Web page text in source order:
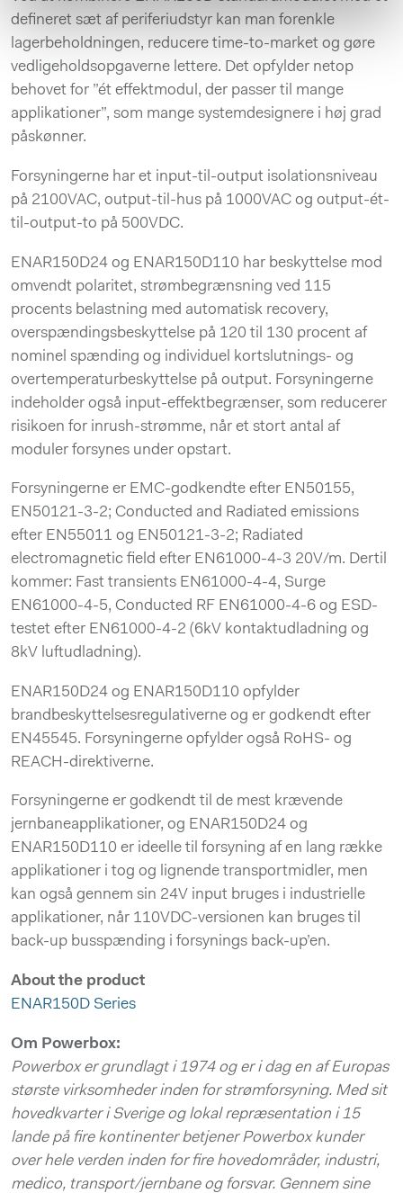
defineret sæt af periferiudstyr kan man forenkle
lagerbeholdningen, reducere time-to-market og gøre
vedligeholdsopgaverne lettere. Det opfylder netop
behovet for ”ét effektmodul, der passer til mange
applikationer”, som mange systemdesignere i høj grad
påskønner.
Forsyningerne har et input-til-output isolationsniveau
på 2100VAC, output-til-hus på 1000VAC og output-ét-
til-output-to på 500VDC.
ENAR150D24 og ENAR150D110 har beskyttelse mod
omvendt polaritet, strømbegrænsning ved 115
procents belastning med automatisk recovery,
overspændingsbeskyttelse på 120 til 130 procent af
nominel spænding og individuel kortslutnings- og
overtemperaturbeskyttelse på output. Forsyningerne
indeholder også input-effektbegrænser, som reducerer
risikoen for inrush-strømme, når et stort antal af
moduler forsynes under opstart.
Forsyningerne er EMC-godkendte efter EN50155,
EN50121-3-2; Conducted and Radiated emissions
efter EN55011 og EN50121-3-2; Radiated
electromagnetic field efter EN61000-4-3 20V/m. Dertil
kommer: Fast transients EN61000-4-4, Surge
EN61000-4-5, Conducted RF EN61000-4-6 og ESD-
testet efter EN61000-4-2 (6kV kontaktudladning og
8kV luftudladning).
ENAR150D24 og ENAR150D110 opfylder
brandbeskyttelsesregulativerne og er godkendt efter
EN45545. Forsyningerne opfylder også RoHS- og
REACH-direktiverne.
Forsyningerne er godkendt til de mest krævende
jernbaneapplikationer, og ENAR150D24 og
ENAR150D110 er ideelle til forsyning af en lang række
applikationer i tog og lignende transportmidler, men
kan også gennem sin 24V input bruges i industrielle
applikationer, når 110VDC-versionen kan bruges til
back-up busspænding i forsynings back-up’en.
About the product
ENAR150D Series
Om Powerbox:
Powerbox er grundlagt i 1974 og er i dag en af Europas
største virksomheder inden for strømforsyning. Med sit
hovedkvarter i Sverige og lokal repræsentation i 15
lande på fire kontinenter betjener Powerbox kunder
over hele verden inden for fire hovedområder, industri,
medico, transport/jernbane og forsvar. Gennem sine